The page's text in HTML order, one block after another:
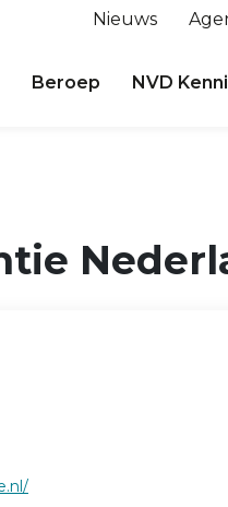
Nieuws
Beroep NVD